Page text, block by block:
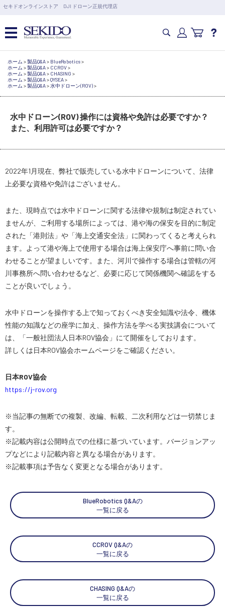
セキドオンラインストア DJI ドローン正規代理店
営業日の15時まで即日出荷
6,000円以上のご購入で送料無料！ポイント1%還元 >>
カメラドローン・生活家電
業務用ドローン・業務関連製品
RC・ロボット部品
講習会･国家資格･WEBセミナー
スペシャルコンテンツ定期配信!
サポート・Q&A / 法人・学生のお客様
取扱店舗一覧
SEKIDO
ホーム >製品Q&A> BlueRobotics>
ホーム >製品Q&A> CCROV>
ホーム >製品Q&A> CHASING >
ホーム >製品Q&A>QYSEA>
ホーム >製品Q&A>水中ドローン(ROV)>
水中ドローン(ROV) 操作には資格や免許は必要ですか？
また、利用許可は必要ですか？
2022年1月現在、弊社で販売している水中ドローンについて、法律
上必要な資格や免許はございません。
また、現時点では水中ドローンに関する法律や規制は制定されてい
ませんが、ご利用する場所によっては、港や海の保安を目的に制定
された「港則法」や「海上交通安全法」に関わってくると考えられ
ます。よって港や海上で使用する場合は海上保安庁へ事前に問い合
わせることが望ましいです。また、河川で操作する場合は管轄の河
川事務所へ問い合わせるなど、必要に応じて関係機関へ確認をする
ことが良いでしょう。
水中ドローンを操作する上で知っておくべき安全知識や法令、機体
性能の知識などの座学に加え、操作方法を学べる実技講会について
は、「一般社団法人日本ROV協会」にて開催をしております。
詳しくは日本ROV協会ホームページをご確認ください。
日本ROV協会
https://j-rov.org
※当記事の無断での複製、改編、転載、二次利用などは一切禁じま
す。
※記載内容は公開時点での仕様に基づいています。バージョンアッ
プなどにより記載内容と異なる場合があります。
※記載事項は予告なく変更となる場合があります。
BlueRobotics Q&Aの
一覧に戻る
CCROV Q&Aの
一覧に戻る
CHASING Q&Aの
一覧に戻る